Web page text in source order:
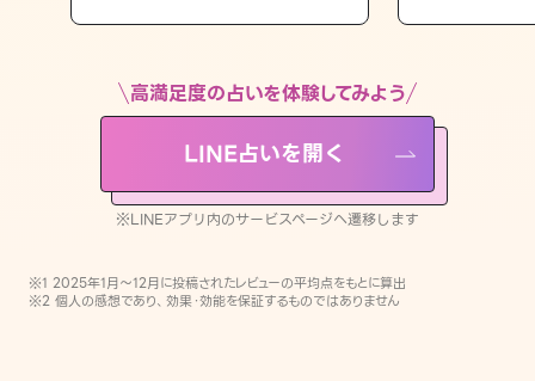
LINE占いを開く
※LINEアプリ内のサービスページへ遷移します
高満足度の占いを体験してみよう
LINE占いを開く
※LINEアプリ内のサービスページへ遷移します
※1 2025年1月〜12月に投稿されたレビューの平均点をもとに算出
※2 個人の感想であり、効果・効能を保証するものではありません